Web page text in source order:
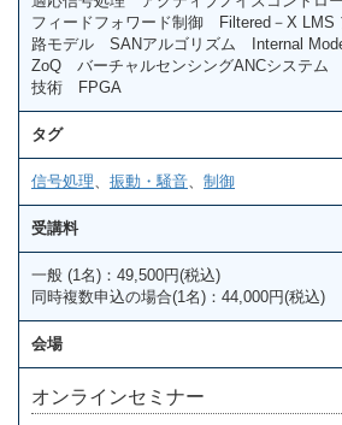
フィードフォワード制御 Filtered－X
路モデル SANアルゴリズム Internal
ZoQ バーチャルセンシングANCシステム
技術 FPGA
タグ
信号処理、 振動・騒音、 制御
受講料
一般 (1名)：49,500円(税込)
同時複数申込の場合(1名)：44,000円(税込)
会場
オンラインセミナー